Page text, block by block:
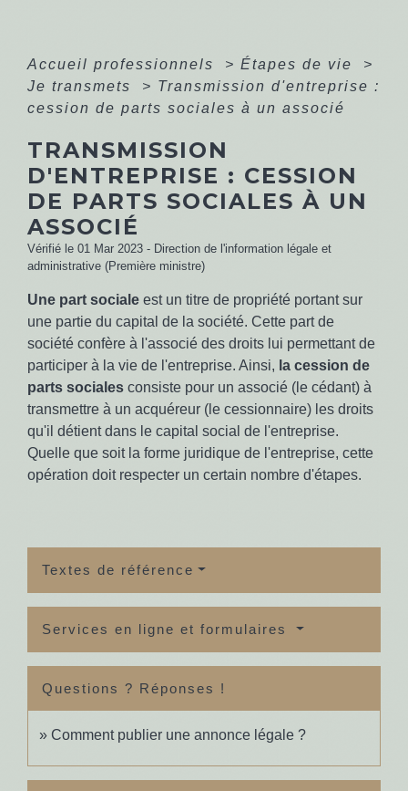
Accueil professionnels > Étapes de vie
>
Je transmets
> Transmission d'entreprise :
cession de parts sociales à un associé
TRANSMISSION
D'ENTREPRISE : CESSION
DE PARTS SOCIALES À UN
ASSOCIÉ
Vérifié le 01 Mar 2023 - Direction de l'information légale et
administrative (Première ministre)
Une part sociale est un titre de propriété portant sur
une partie du capital de la société. Cette part de
société confère à l'associé des droits lui permettant de
participer à la vie de l'entreprise. Ainsi, la cession de
parts sociales consiste pour un associé (le cédant) à
transmettre à un acquéreur (le cessionnaire) les droits
qu'il détient dans le capital social de l'entreprise.
Quelle que soit la forme juridique de l'entreprise, cette
opération doit respecter un certain nombre d'étapes.
Textes de référence
Services en ligne et formulaires
Questions ? Réponses !
Comment publier une annonce légale ?